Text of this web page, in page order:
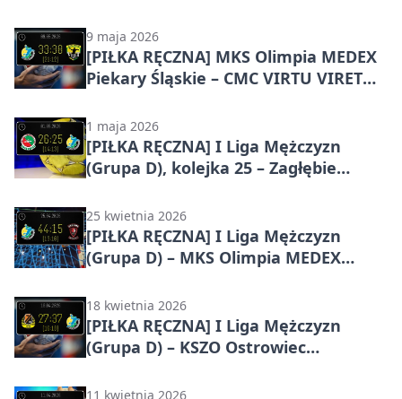
gospodarze skuteczniejsi w 1. kolejce
9 maja 2026
[PIŁKA RĘCZNA] MKS Olimpia MEDEX
Piekary Śląskie – CMC VIRTU VIRET
(Grupa D) – mecz na szczycie dla
gospodarzy
1 maja 2026
[PIŁKA RĘCZNA] I Liga Mężczyzn
(Grupa D), kolejka 25 – Zagłębie
Olimpia MEDEX Piekary Śląskie 26:25
w derbowym starciu czołówki
25 kwietnia 2026
[PIŁKA RĘCZNA] I Liga Mężczyzn
(Grupa D) – MKS Olimpia MEDEX
Kielce 44:15. Gospodarze bezlitośni w
24. kolejce
18 kwietnia 2026
[PIŁKA RĘCZNA] I Liga Mężczyzn
(Grupa D) – KSZO Ostrowiec
Piekary Śląskie 27:37
11 kwietnia 2026